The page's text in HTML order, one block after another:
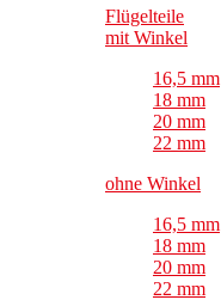
Flügelteile
mit Winkel
16,5 mm
18 mm
20 mm
22 mm
ohne Winkel
16,5 mm
18 mm
20 mm
22 mm